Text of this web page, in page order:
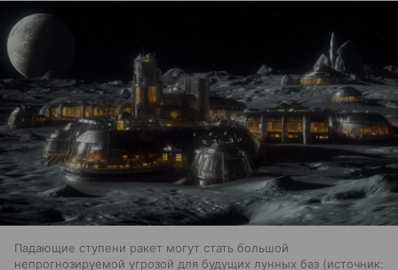
Падающие ступени ракет могут стать большой
непрогнозируемой угрозой для будущих лунных баз
источник: